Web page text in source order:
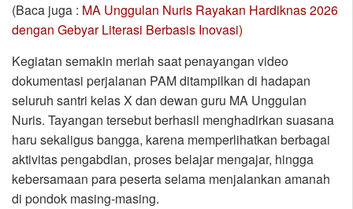
(Baca juga : MA Unggulan Nuris Rayakan Hardiknas 2026
dengan Gebyar Literasi Berbasis Inovasi)
Kegiatan semakin meriah saat penayangan video
dokumentasi perjalanan PAM ditampilkan di hadapan
seluruh santri kelas X dan dewan guru MA Unggulan
Nuris. Tayangan tersebut berhasil menghadirkan suasana
haru sekaligus bangga, karena memperlihatkan berbagai
aktivitas pengabdian, proses belajar mengajar, hingga
kebersamaan para peserta selama menjalankan amanah
di pondok masing-masing.